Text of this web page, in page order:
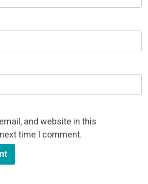
and website in this
time I comment.